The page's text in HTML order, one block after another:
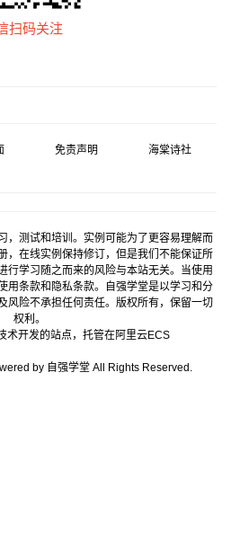
扫码关注
免责声明
海棠诗社
，测试和培训。实例可能为了更容易理解而
，在线实例保持修订，但是我们不能保证所
行学习随之而来的风险与本站无关。当使用
用条款和隐私条款。自强学堂是以学习和分
风险不承担任何责任。版权所有，保留一切
权利。
术开发的站点，托管在阿里云ECS
by 自强学堂 All Rights Reserved.